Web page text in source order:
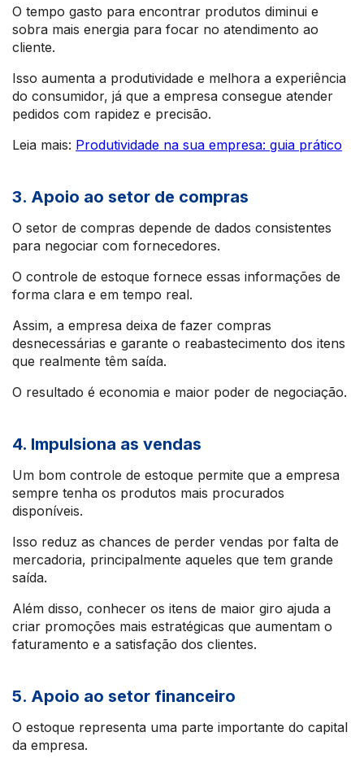
O tempo gasto para encontrar produtos diminui e
sobra mais energia para focar no atendimento ao
cliente.
Isso aumenta a produtividade e melhora a experiência
do consumidor, já que a empresa consegue atender
pedidos com rapidez e precisão.
Leia mais: Produtividade na sua empresa: guia prático
3. Apoio ao setor de compras
O setor de compras depende de dados consistentes
para negociar com fornecedores.
O controle de estoque fornece essas informações de
forma clara e em tempo real.
Assim, a empresa deixa de fazer compras
desnecessárias e garante o reabastecimento dos itens
que realmente têm saída.
O resultado é economia e maior poder de negociação.
4. Impulsiona as vendas
Um bom controle de estoque permite que a empresa
sempre tenha os produtos mais procurados
disponíveis.
Isso reduz as chances de perder vendas por falta de
mercadoria, principalmente aqueles que tem grande
saída.
Além disso, conhecer os itens de maior giro ajuda a
criar promoções mais estratégicas que aumentam o
faturamento e a satisfação dos clientes.
5. Apoio ao setor financeiro
O estoque representa uma parte importante do capital
da empresa.